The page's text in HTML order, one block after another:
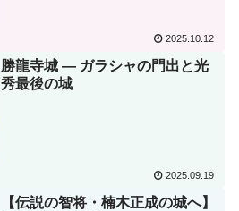
2025.10.12
勝龍寺城 ― ガラシャの門出と光
秀最後の城
2025.09.19
【伝説の智将・楠木正成の城へ】